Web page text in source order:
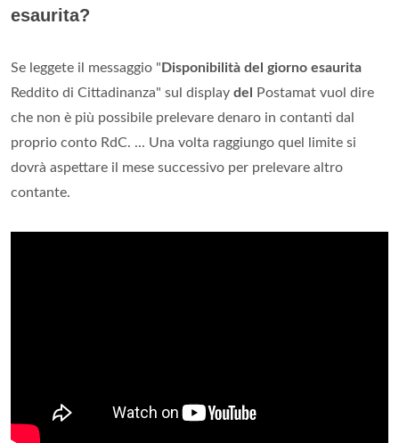
esaurita?
Se leggete il messaggio " Disponibilità del giorno esaurita
Reddito di Cittadinanza" sul display del
Postamat vuol dire
che non è più possibile prelevare denaro in contanti dal
proprio conto RdC. ... Una volta raggiungo quel limite si
dovrà aspettare il mese successivo per prelevare altro
contante.